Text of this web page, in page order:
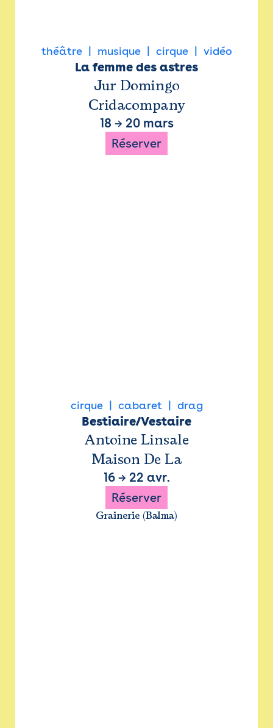
théâtre musique cirque vidéo
La femme des astres
Jur Domingo
Cridacompany
18 → 20 mars
Réserver
cirque cabaret drag
Bestiaire/Vestaire
Antoine Linsale
Maison De La
16→ 22 avr.
Réserver
Grainerie (Balma)